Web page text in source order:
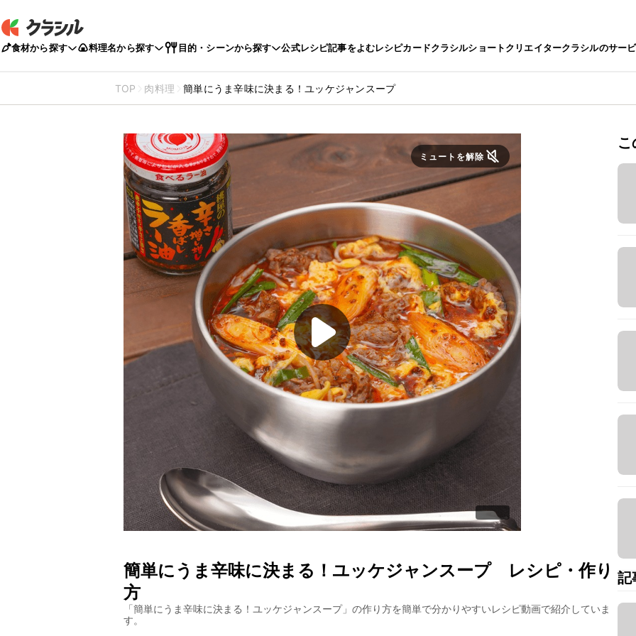
食材から探す 料理名から探す 目的・シーンから探す 公式レシピ記事をよむレシピカードクラシルショートクリエイタークラシルのサー
TOP 肉料理 簡単にうま辛味に決まる！ユッケジャンスープ
ミュートを解除
簡単にうま辛味に決まる！ユッケジャンスープレシピ・作り
方
「簡単にうま辛味に決まる！ユッケジャンスープ」の作り方を簡単で分かりやすいレシピ動画で紹介していま
す。
記